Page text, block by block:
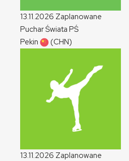
13.11.2026 Zaplanowane
Puchar Świata PŚ
Pekin
(CHN)
13.11.2026 Zaplanowane